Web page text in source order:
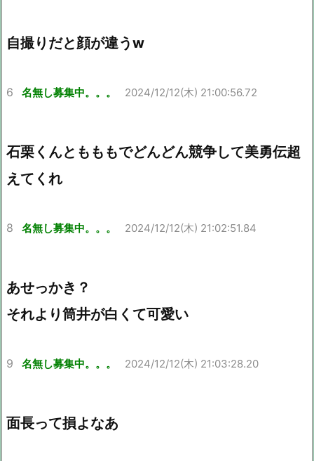
自撮りだと顔が違うw
6 名無し募集中。。。 2024/12/12(木) 21:00:56.72
石栗くんともももでどんどん競争して美勇伝超
えてくれ
8 名無し募集中。。。 2024/12/12(木) 21:02:51.84
あせっかき？
それより筒井が白くて可愛い
9 名無し募集中。。。 2024/12/12(木) 21:03:28.20
面長って損よなあ